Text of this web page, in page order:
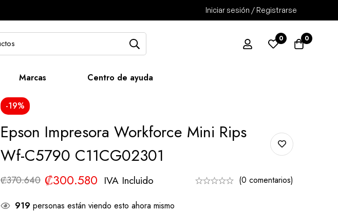
Iniciar sesión / Registrarse
0 0
Marcas Centro de ayuda
-19%
Epson Impresora Workforce Mini Rips
Wf-C5790 C11CG02301
₡370.640 ₡300.580 IVA Incluido (0 comentarios)
919 personas están viendo esto ahora mismo